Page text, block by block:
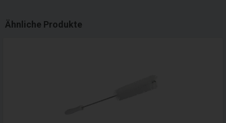
Ähnliche Produkte